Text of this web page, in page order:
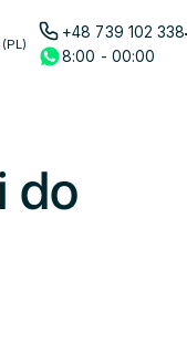
+48 739 102 338
8:00 - 00:00
do